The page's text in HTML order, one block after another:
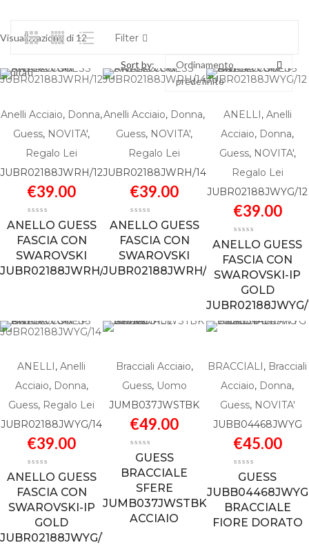
Visualizzazione di 12
risultati
Filter
Sort by:
Ordinamento
predefinito
ANELLO GUESS
FASCIA CON
SWAROVSKI
JUBR02188JWRH/12
Anelli Acciaio, Donna,
Guess, NOVITA',
Regalo Lei
JUBR02188JWRH/12
€39.00
ANELLO GUESS
FASCIA CON
SWAROVSKI
JUBR02188JWRH/14
Anelli Acciaio, Donna,
Guess, NOVITA',
Regalo Lei
JUBR02188JWRH/14
€39.00
ANELLO GUESS
FASCIA CON
SWAROVSKI-IP
GOLD
JUBR02188JWYG/
ANELLI, Anelli
Acciaio, Donna,
Guess, NOVITA',
Regalo Lei
JUBR02188JWYG/12
€39.00
ANELLO GUESS
FASCIA CON
SWAROVSKI-IP
GOLD
JUBR02188JWYG/14
ANELLI,Anelli
Acciaio, Donna,
Guess, Regalo Lei
JUBR02188JWYG/14
€39.00
GUESS
BRACCIALE
SFERE
JUMB037JWSTBK
ACCIAIO
Bracciali Acciaio,
Guess, Uomo
JUMB037JWSTBK
€49.00
GUESS
JUBB04468JWYG
BRACCIALE
FIORE DORATO
BRACCIALI, Bracciali
Acciaio, Donna,
Guess, NOVITA'
JUBB04468JWYG
€45.00